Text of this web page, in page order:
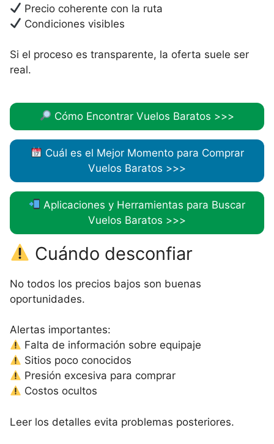
Precio coherente con la ruta
Condiciones visibles
Si el proceso es transparente, la oferta suele ser
real.
Cómo Encontrar Vuelos Baratos >>>
Cuál es el Mejor Momento para Comprar
Vuelos Baratos >>>
Aplicaciones y Herramientas para Buscar
Vuelos Baratos >>>
Cuándo desconfiar
No todos los precios bajos son buenas
oportunidades.
Alertas importantes:
Falta de información sobre equipaje
Sitios poco conocidos
Presión excesiva para comprar
Costos ocultos
Leer los detalles evita problemas posteriores.